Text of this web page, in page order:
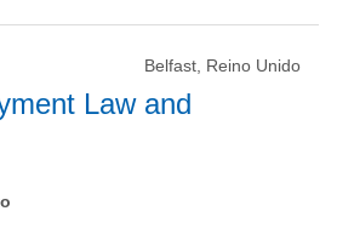
Belfast, Reino Unido
Law and